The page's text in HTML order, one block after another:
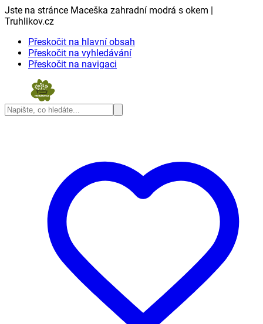
Jste na stránce Maceška zahradní modrá s okem |
Truhlikov.cz
Přeskočit na hlavní obsah
Přeskočit na vyhledávání
Přeskočit na navigaci